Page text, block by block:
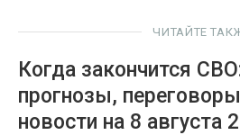
ЧИТАЙТЕ
Когда закончится
прогнозы,
новости на 8 августа